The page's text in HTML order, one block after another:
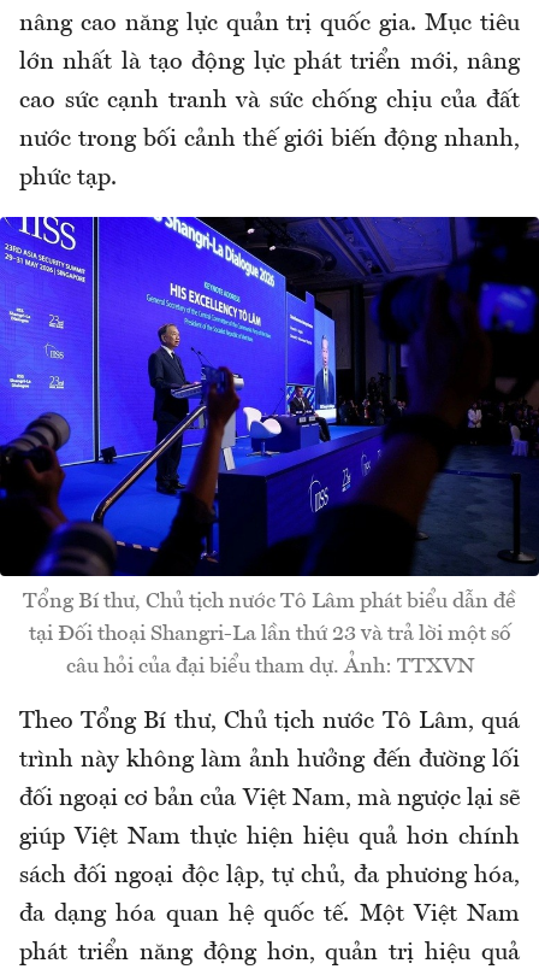
nâng cao năng lực quản trị quốc gia. Mục tiêu
lớn nhất là tạo động lực phát triển mới, nâng
cao sức cạnh tranh và sức chống chịu của đất
nước trong bối cảnh thế giới biến động nhanh,
phức tạp.
Tổng Bí thư, Chủ tịch nước Tô Lâm phát biểu dẫn đề
tại Đối thoại Shangri-La lần thứ 23 và trả lời một số
câu hỏi của đại biểu tham dự. Ảnh: TTXVN
Theo Tổng Bí thư, Chủ tịch nước Tô Lâm, quá
trình này không làm ảnh hưởng đến đường lối
đối ngoại cơ bản của Việt Nam, mà ngược lại sẽ
giúp Việt Nam thực hiện hiệu quả hơn chính
sách đối ngoại độc lập, tự chủ, đa phương hóa,
đa dạng hóa quan hệ quốc tế. Một Việt Nam
phát triển năng động hơn, quản trị hiệu quả